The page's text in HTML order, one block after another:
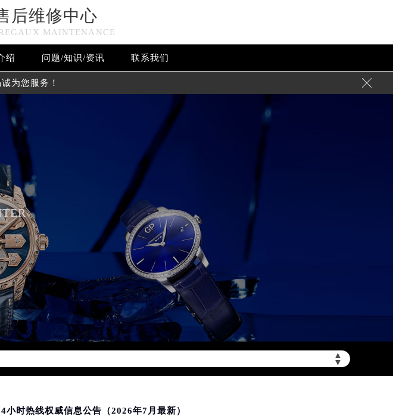
后维修中心
MAINTENANCE
绍 问题/知识/资讯 联系我们
为您服务！ 
▲
▼
门、台湾全部区域（非大陆需加拨“+86”）
时热线权威信息公告（2026年7月最新）